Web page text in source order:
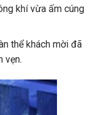
khí vừa ấm cúng
thể khách mời đã
vẹn.